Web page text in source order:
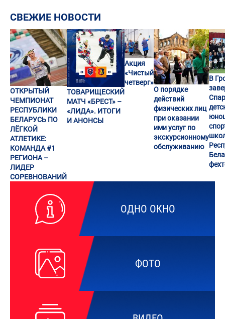
ОДНО ОКНО
ФОТО
СВЕЖИЕ НОВОСТИ
ОТКРЫТЫЙ
ЧЕМПИОНАТ
РЕСПУБЛИКИ
БЕЛАРУСЬ ПО
ЛЁГКОЙ
АТЛЕТИКЕ:
КОМАНДА #1
РЕГИОНА –
ЛИДЕР
СОРЕВНОВАНИЙ
ТОВАРИЩЕСКИЙ
МАТЧ «БРЕСТ» –
«ЛИДА». ИТОГИ
И АНОНСЫ
Акция
«Чистый
четверг»
О порядке
действий
физических лиц
при оказании
ими услуг по
экскурсионному
обслуживанию
В